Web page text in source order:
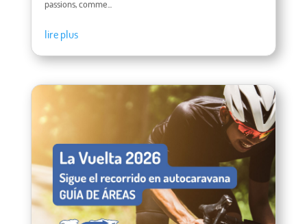
passions, comme...
lire plus